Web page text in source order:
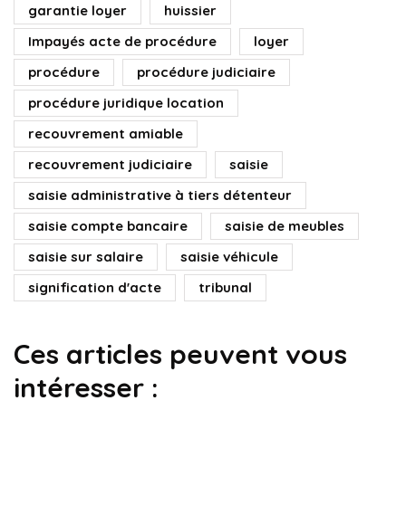
garantie loyer
huissier
Impayés acte de procédure
loyer
procédure
procédure judiciaire
procédure juridique location
recouvrement amiable
recouvrement judiciaire
saisie
saisie administrative à tiers détenteur
saisie compte bancaire
saisie de meubles
saisie sur salaire
saisie véhicule
signification d'acte
tribunal
Ces articles peuvent vous
intéresser :